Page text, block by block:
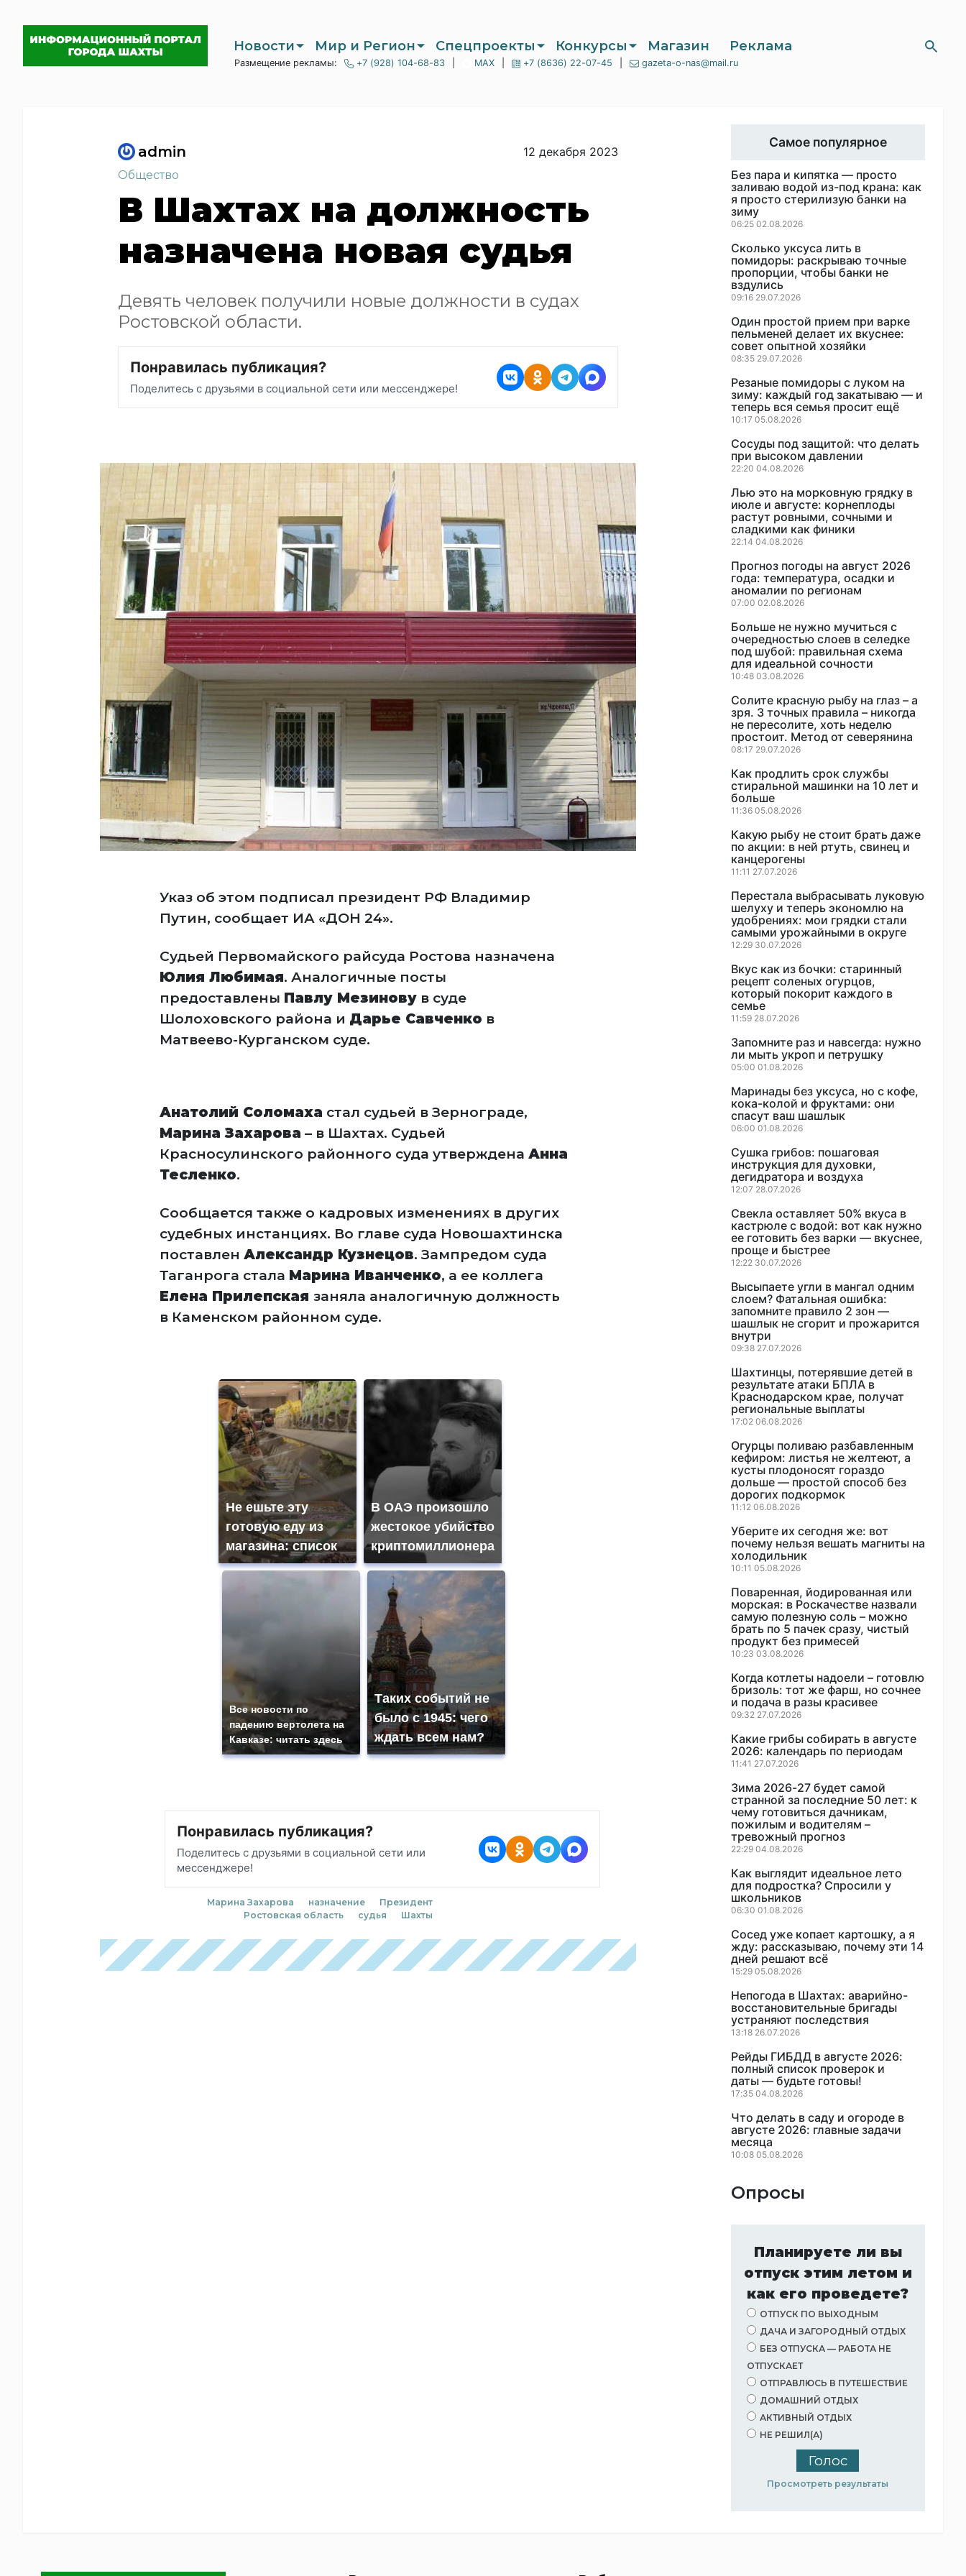
Новости Мир и Регион Спецпроекты Конкурсы Магазин Реклама
Размещение рекламы: +7 (928) 104-68-83 MAX +7 (8636) 22-07-45 gazeta-o-nas@mail.ru
admin 12 декабря 2023
Общество
В Шахтах на должность
назначена новая судья
Девять человек получили новые должности в судах
Ростовской области.
Понравилась публикация?
Поделитесь с друзьями в социальной сети или мессенджере!
Указ об этом подписал президент РФ Владимир
Путин, сообщает ИА «ДОН 24».
Судьей Первомайского райсуда Ростова назначена
Юлия Любимая. Аналогичные посты
предоставлены Павлу Мезиновув суде
Шолоховского района и Дарье Савченко в
Матвеево-Курганском суде.
Анатолий Соломаха стал судьей в Зернограде,
Марина Захарова – в Шахтах. Судьей
Красносулинского районного суда утверждена Анна
Тесленко.
Сообщается также о кадровых изменениях в других
судебных инстанциях. Во главе суда Новошахтинска
поставлен Александр Кузнецов. Зампредом суда
Таганрога стала Марина Иванченко, а ее коллега
Елена Прилепская заняла аналогичную должность
в Каменском районном суде.
Не ешьте эту
готовую еду из
магазина: список
В ОАЭ произошло
жестокое убийство
криптомиллионера
Все новости по
падению вертолета на
Кавказе: читать здесь
Таких событий не
было с 1945: чего
ждать всем нам?
Понравилась публикация?
Поделитесь с друзьями в социальной сети или
мессенджере!
Марина Захарова назначение
Президент
Ростовская область
судья Шахты
Самое популярное
Без пара и кипятка — просто
заливаю водой из-под крана: как
я просто стерилизую банки на
зиму
06:25 02.08.2026
Сколько уксуса лить в
помидоры: раскрываю точные
пропорции, чтобы банки не
вздулись
09:16 29.07.2026
Один простой прием при варке
пельменей делает их вкуснее:
совет опытной хозяйки
08:35 29.07.2026
Резаные помидоры с луком на
зиму: каждый год закатываю — и
теперь вся семья просит ещё
10:17 05.08.2026
Сосуды под защитой: что делать
при высоком давлении
22:20 04.08.2026
Лью это на морковную грядку в
июле и августе: корнеплоды
растут ровными, сочными и
сладкими как финики
22:14 04.08.2026
Прогноз погоды на август 2026
года: температура, осадки и
аномалии по регионам
07:00 02.08.2026
Больше не нужно мучиться с
очередностью слоев в селедке
под шубой: правильная схема
для идеальной сочности
10:48 03.08.2026
Солите красную рыбу на глаз – а
зря. 3 точных правила – никогда
не пересолите, хоть неделю
простоит. Метод от северянина
08:17 29.07.2026
Как продлить срок службы
стиральной машинки на 10 лет и
больше
11:36 05.08.2026
Какую рыбу не стоит брать даже
по акции: в ней ртуть, свинец и
канцерогены
11:11 27.07.2026
Перестала выбрасывать луковую
шелуху и теперь экономлю на
удобрениях: мои грядки стали
самыми урожайными в округе
12:29 30.07.2026
Вкус как из бочки: старинный
рецепт соленых огурцов,
который покорит каждого в
семье
11:59 28.07.2026
Запомните раз и навсегда: нужно
ли мыть укроп и петрушку
05:00 01.08.2026
Маринады без уксуса, но с кофе,
кока-колой и фруктами: они
спасут ваш шашлык
06:00 01.08.2026
Сушка грибов: пошаговая
инструкция для духовки,
дегидратора и воздуха
12:07 28.07.2026
Свекла оставляет 50% вкуса в
кастрюле с водой: вот как нужно
ее готовить без варки — вкуснее,
проще и быстрее
12:22 30.07.2026
Высыпаете угли в мангал одним
слоем? Фатальная ошибка:
запомните правило 2 зон —
шашлык не сгорит и прожарится
внутри
09:38 27.07.2026
Шахтинцы, потерявшие детей в
результате атаки БПЛА в
Краснодарском крае, получат
региональные выплаты
17:02 06.08.2026
Огурцы поливаю разбавленным
кефиром: листья не желтеют, а
кусты плодоносят гораздо
дольше — простой способ без
дорогих подкормок
11:12 06.08.2026
Уберите их сегодня же: вот
почему нельзя вешать магниты на
холодильник
10:11 05.08.2026
Поваренная, йодированная или
морская: в Роскачестве назвали
самую полезную соль – можно
брать по 5 пачек сразу, чистый
продукт без примесей
10:23 03.08.2026
Когда котлеты надоели – готовлю
бризоль: тот же фарш, но сочнее
и подача в разы красивее
09:32 27.07.2026
Какие грибы собирать в августе
2026: календарь по периодам
11:41 27.07.2026
Зима 2026-27 будет самой
странной за последние 50 лет: к
чему готовиться дачникам,
пожилым и водителям –
тревожный прогноз
22:29 04.08.2026
Как выглядит идеальное лето
для подростка? Спросили у
школьников
06:30 01.08.2026
Сосед уже копает картошку, а я
жду: рассказываю, почему эти 14
дней решают всё
15:29 05.08.2026
Непогода в Шахтах: аварийно-
восстановительные бригады
устраняют последствия
13:18 26.07.2026
Рейды ГИБДД в августе 2026:
полный список проверок и
даты — будьте готовы!
17:35 04.08.2026
Что делать в саду и огороде в
августе 2026: главные задачи
месяца
10:08 05.08.2026
Опросы
Планируете ли вы
отпуск этим летом и
как его проведете?
ОТПУСК ПО ВЫХОДНЫМ
ДАЧА И ЗАГОРОДНЫЙ ОТДЫХ
БЕЗ ОТПУСКА — РАБОТА НЕ
ОТПУСКАЕТ
ОТПРАВЛЮСЬ В ПУТЕШЕСТВИЕ
ДОМАШНИЙ ОТДЫХ
АКТИВНЫЙ ОТДЫХ
НЕ РЕШИЛ(А)
Просмотреть результаты